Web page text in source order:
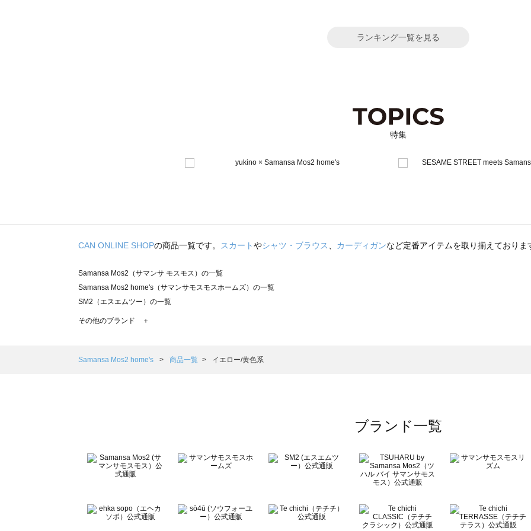
ランキング一覧を見る
特集
CAN ONLINE SHOPの商品一覧です。 スカートやシャツ・ブラウス、 カーディガンなど定番アイテムを取り揃えておりま
Samansa Mos2（サマンサ モスモス）の一覧
Samansa Mos2 home's（サマンサモスモスホームズ）の一覧
SM2（エスエムツー）の一覧
TSUHARU by Samansa Mos2（ツハルバイサマンサモスモス）の一覧
Samansa Mos2 Lagom（サマンサモスモス ラーゴム）の一覧
BETTY'S BLUE（べティーズブルー）の一覧
Wpc.（ワールドパーティー）の一覧
その他のブランド ＋
Samansa Mos2 home's 商品一覧 イエロー/黄色系
ブランド一覧